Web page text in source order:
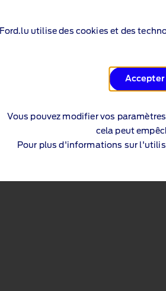
Ford.lu utilise des cookies et des
Accepter
Vous pouvez modifier vos
cela peut
Pour plus d'informations sur